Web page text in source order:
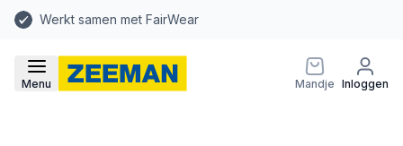
Werkt samen met FairWear
Menu Mandje Inloggen